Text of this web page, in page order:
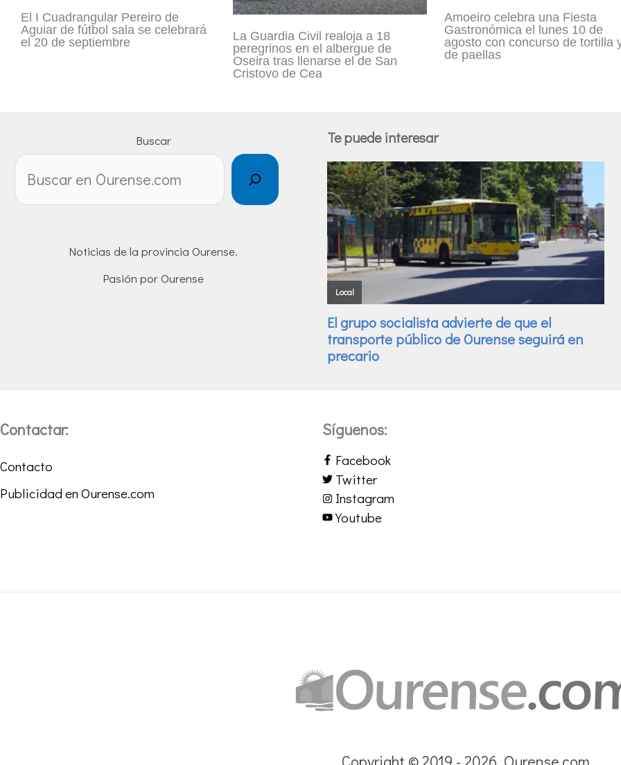
El I Cuadrangular Pereiro de
Aguiar de fútbol sala se celebrará
el 20 de septiembre
La Guardia Civil realoja a 18
peregrinos en el albergue de
Oseira tras llenarse el de San
Cristovo de Cea
Amoeiro celebra una Fiesta
Gastronómica el lunes 10 de
agosto con concurso de tortilla
de paellas
Buscar
Noticias de la provincia Ourense.
Pasión por Ourense
Te puede interesar
Contactar:
Contacto
Publicidad en Ourense.com
Síguenos:
Facebook
Twitter
Instagram
Youtube